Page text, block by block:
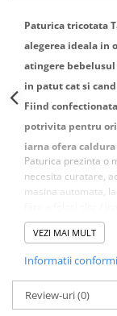
Paturica tricotata
alegerea ideala in
atingere
in patut cat si
Fiind
potrivita pentru
iarna ofera
Paturica prezinta o
necesita curatare,
masina automata,
Paturica Taffy
sentimentul de
intotdeauna
Dimensiuni:80 x 100
Conditii de
VEZI MAI MULT
Informatii
Review-uri(0)